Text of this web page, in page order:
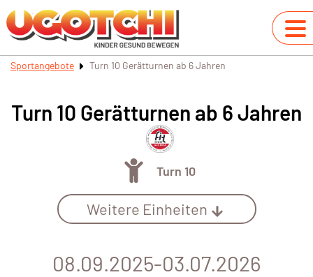
Sportangebote Turn 10 Gerätturnen ab 6 Jahren
Turn 10 Gerätturnen ab 6 Jahren
Turn 10
Weitere Einheiten
08.09.2025-03.07.2026